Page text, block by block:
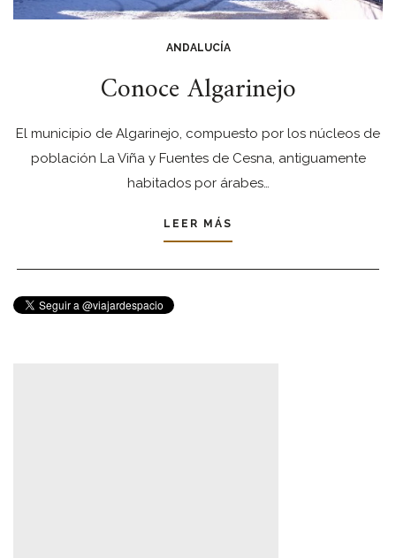
ANDALUCÍA
Conoce Algarinejo
El municipio de Algarinejo, compuesto por los núcleos de
población La Viña y Fuentes de Cesna, antiguamente
habitados por árabes…
LEER MÁS